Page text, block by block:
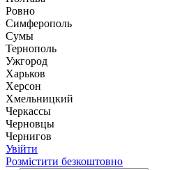
Ровно
Симферополь
Сумы
Тернополь
Ужгород
Харьков
Херсон
Хмельницкий
Черкассы
Чернoвцы
Чернигов
Увійти
Розмістити безкоштовно